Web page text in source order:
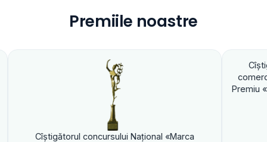
Premiile noastre
concursului Naţional «Marca
Cîştigătorul
comercială a anului
Premiu «Mercurul de aur»,